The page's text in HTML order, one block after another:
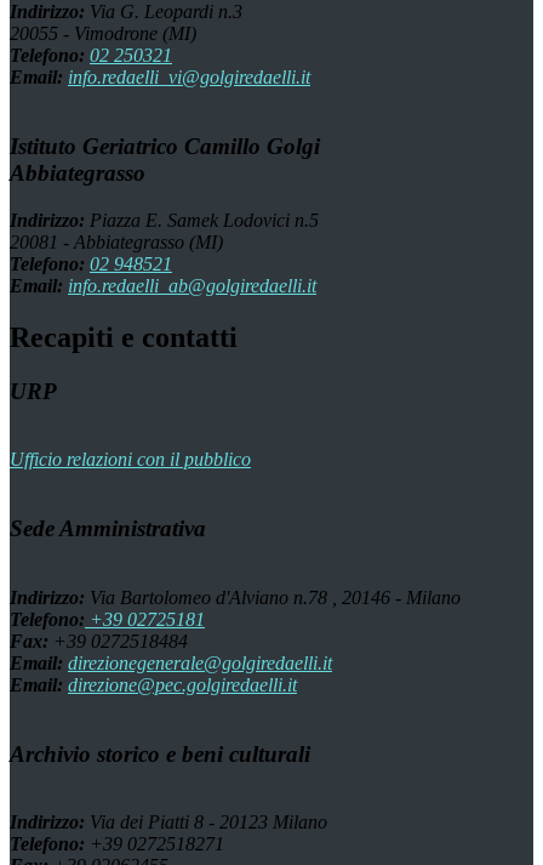
Indirizzo: Via G. Leopardi n.3
20055 - Vimodrone (MI)
Telefono: 02 250321
Email: info.redaelli_vi@golgiredaelli.it
Istituto Geriatrico Camillo Golgi
Abbiategrasso
Indirizzo: Piazza E. Samek Lodovici n.5
20081 - Abbiategrasso (MI)
Telefono: 02 948521
Email: info.redaelli_ab@golgiredaelli.it
Recapiti e contatti
URP
Ufficio relazioni con il pubblico
Sede Amministrativa
Indirizzo: Via Bartolomeo d'Alviano n.78 , 20146 - Milano
Telefono: +39 02725181
Fax: +39 0272518484
Email: direzionegenerale@golgiredaelli.it
Email: direzione@pec.golgiredaelli.it
Archivio storico e beni culturali
Indirizzo: Via dei Piatti 8 - 20123 Milano
Telefono: +39 0272518271